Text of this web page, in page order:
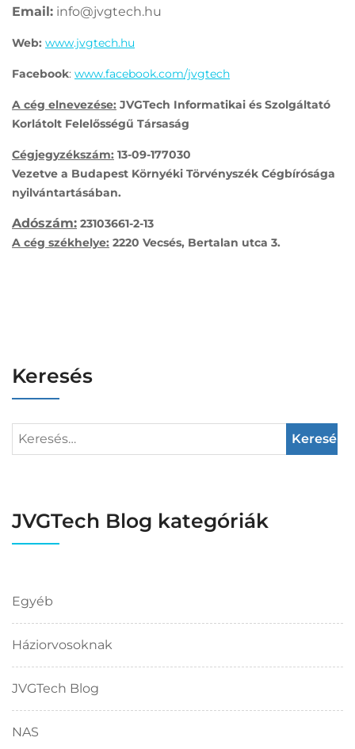
Email: info@jvgtech.hu
Web: www.jvgtech.hu
Facebook: www.facebook.com/jvgtech
A cég elnevezése: JVGTech Informatikai és Szolgáltató
Korlátolt Felelősségű Társaság
Cégjegyzékszám: 13-09-177030
Vezetve a Budapest Környéki Törvényszék Cégbírósága
nyilvántartásában.
Adószám: 23103661-2-13
A cég székhelye: 2220 Vecsés, Bertalan utca 3.
Keresés
JVGTech Blog kategóriák
Egyéb
Háziorvosoknak
JVGTech Blog
NAS